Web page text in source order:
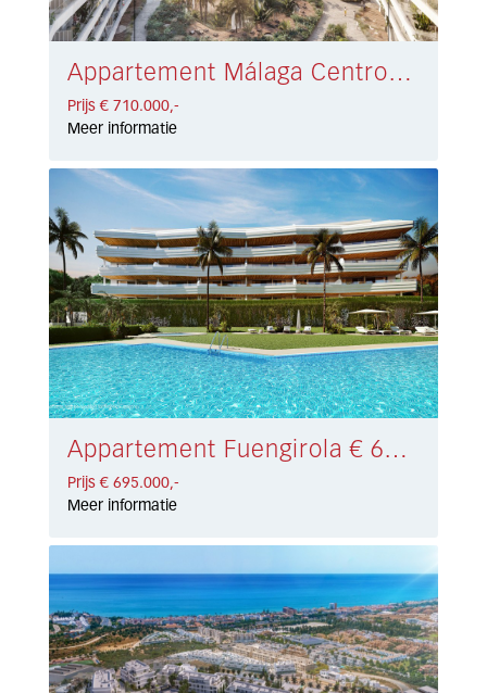
Appartement Málaga Centro € 710.000,-
Prijs € 710.000,-
Meer informatie
Appartement Fuengirola € 695.000,-
Prijs € 695.000,-
Meer informatie